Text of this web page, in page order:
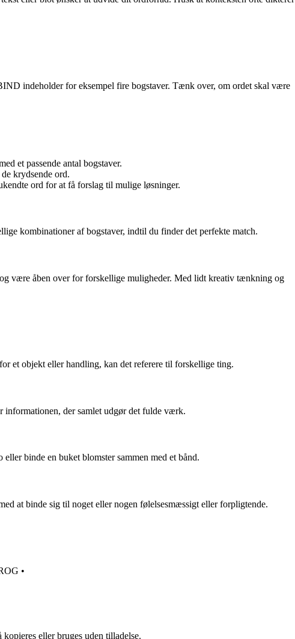
indeholder for eksempel fire bogstaver. Tænk over, om ordet skal være
et passende antal bogstaver.
krydsende ord.
ord for at få forslag til mulige løsninger.
kombinationer af bogstaver, indtil du finder det perfekte match.
være åben over for forskellige muligheder. Med lidt kreativ tænkning og
et objekt eller handling, kan det referere til forskellige ting.
der samlet udgør det fulde værk.
binde en buket blomster sammen med et bånd.
at binde sig til noget eller nogen følelsesmæssigt eller forpligtende.
•
eller bruges uden tilladelse.